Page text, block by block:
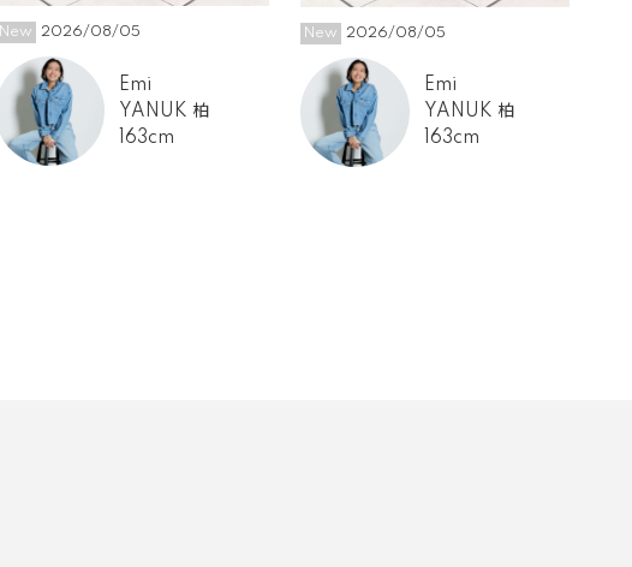
New 2026/08/05
Emi
YANUK 柏
163cm
New 2026/08/05
Emi
YANUK 柏
163cm